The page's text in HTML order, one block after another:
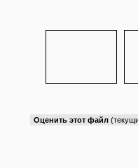
Оценить этот файл